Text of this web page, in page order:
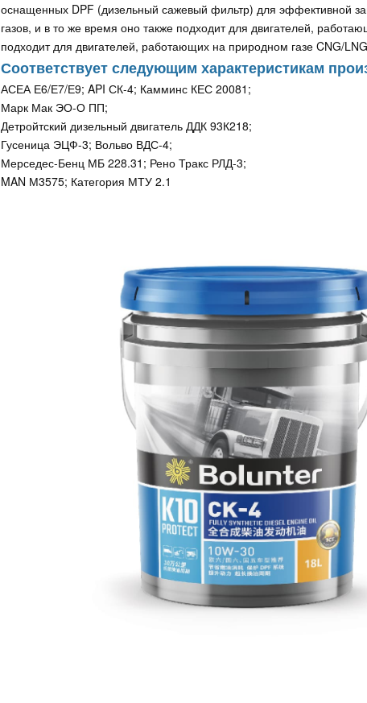
оснащенных DPF (дизельный сажевый фильтр) для эффективной
газов, и в то же время оно также подходит для двигателей,
подходит для двигателей, работающих на природном газе CNG/
Соответствует следующим характеристикам
АСЕА Е6/Е7/Е9; API СК-4; Камминс КЕС 20081;
Марк Мак ЭО-О ПП;
Детройтский дизельный двигатель ДДК 93К218;
Гусеница ЭЦФ-3; Вольво ВДС-4;
Мерседес-Бенц МБ 228.31; Рено Тракс РЛД-3;
MAN М3575; Категория МТУ 2.1